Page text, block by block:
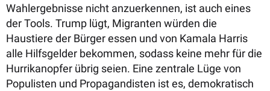
Wahlergebnisse nicht anzuerkennen, ist auch eines
der Tools. Trump lügt, Migranten würden die
Haustiere der Bürger essen und von Kamala Harris
alle Hilfsgelder bekommen, sodass keine mehr für die
Hurrikanopfer übrig seien. Eine zentrale Lüge von
Populisten und Propagandisten ist es, demokratisch